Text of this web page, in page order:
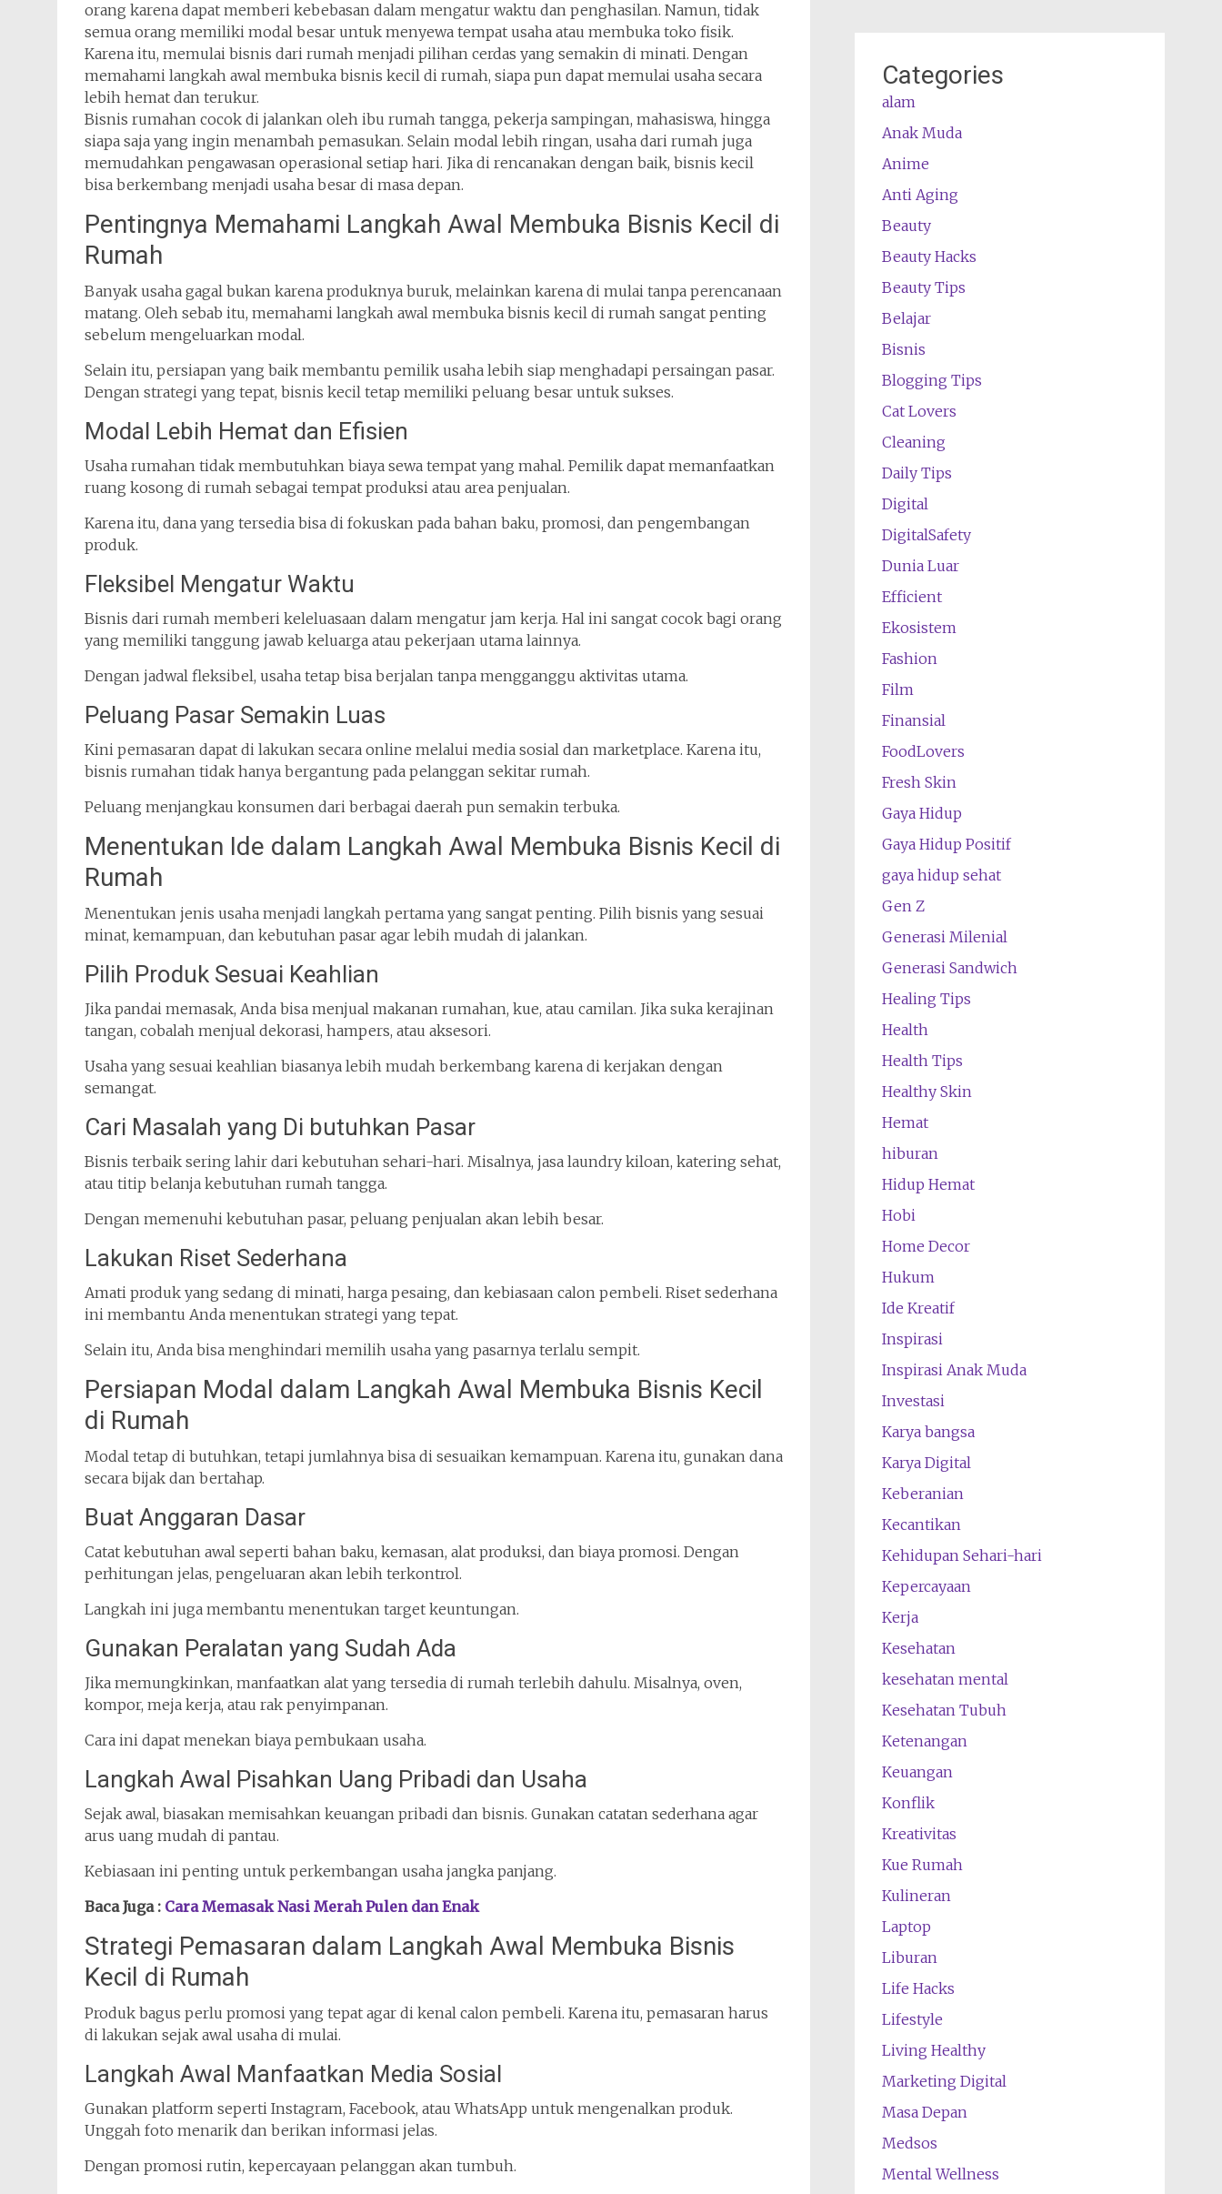
orang karena dapat memberi kebebasan dalam mengatur waktu dan penghasilan. Namun, tidak
semua orang memiliki modal besar untuk menyewa tempat usaha atau membuka toko fisik.
Karena itu, memulai bisnis dari rumah menjadi pilihan cerdas yang semakin di minati. Dengan
memahami langkah awal membuka bisnis kecil di rumah, siapa pun dapat memulai usaha secara
lebih hemat dan terukur.
Bisnis rumahan cocok di jalankan oleh ibu rumah tangga, pekerja sampingan, mahasiswa, hingga
siapa saja yang ingin menambah pemasukan. Selain modal lebih ringan, usaha dari rumah juga
memudahkan pengawasan operasional setiap hari. Jika di rencanakan dengan baik, bisnis kecil
bisa berkembang menjadi usaha besar di masa depan.
Pentingnya Memahami Langkah Awal Membuka Bisnis Kecil di
Rumah
Banyak usaha gagal bukan karena produknya buruk, melainkan karena di mulai tanpa perencanaan
matang. Oleh sebab itu, memahami langkah awal membuka bisnis kecil di rumah sangat penting
sebelum mengeluarkan modal.
Selain itu, persiapan yang baik membantu pemilik usaha lebih siap menghadapi persaingan pasar.
Dengan strategi yang tepat, bisnis kecil tetap memiliki peluang besar untuk sukses.
Modal Lebih Hemat dan Efisien
Usaha rumahan tidak membutuhkan biaya sewa tempat yang mahal. Pemilik dapat memanfaatkan
ruang kosong di rumah sebagai tempat produksi atau area penjualan.
Karena itu, dana yang tersedia bisa di fokuskan pada bahan baku, promosi, dan pengembangan
produk.
Fleksibel Mengatur Waktu
Bisnis dari rumah memberi keleluasaan dalam mengatur jam kerja. Hal ini sangat cocok bagi orang
yang memiliki tanggung jawab keluarga atau pekerjaan utama lainnya.
Dengan jadwal fleksibel, usaha tetap bisa berjalan tanpa mengganggu aktivitas utama.
Peluang Pasar Semakin Luas
Kini pemasaran dapat di lakukan secara online melalui media sosial dan marketplace. Karena itu,
bisnis rumahan tidak hanya bergantung pada pelanggan sekitar rumah.
Peluang menjangkau konsumen dari berbagai daerah pun semakin terbuka.
Menentukan Ide dalam Langkah Awal Membuka Bisnis Kecil di
Rumah
Menentukan jenis usaha menjadi langkah pertama yang sangat penting. Pilih bisnis yang sesuai
minat, kemampuan, dan kebutuhan pasar agar lebih mudah di jalankan.
Pilih Produk Sesuai Keahlian
Jika pandai memasak, Anda bisa menjual makanan rumahan, kue, atau camilan. Jika suka kerajinan
tangan, cobalah menjual dekorasi, hampers, atau aksesori.
Usaha yang sesuai keahlian biasanya lebih mudah berkembang karena di kerjakan dengan
semangat.
Cari Masalah yang Di butuhkan Pasar
Bisnis terbaik sering lahir dari kebutuhan sehari-hari. Misalnya, jasa laundry kiloan, katering sehat,
atau titip belanja kebutuhan rumah tangga.
Dengan memenuhi kebutuhan pasar, peluang penjualan akan lebih besar.
Lakukan Riset Sederhana
Amati produk yang sedang di minati, harga pesaing, dan kebiasaan calon pembeli. Riset sederhana
ini membantu Anda menentukan strategi yang tepat.
Selain itu, Anda bisa menghindari memilih usaha yang pasarnya terlalu sempit.
Persiapan Modal dalam Langkah Awal Membuka Bisnis Kecil
di Rumah
Modal tetap di butuhkan, tetapi jumlahnya bisa di sesuaikan kemampuan. Karena itu, gunakan dana
secara bijak dan bertahap.
Buat Anggaran Dasar
Catat kebutuhan awal seperti bahan baku, kemasan, alat produksi, dan biaya promosi. Dengan
perhitungan jelas, pengeluaran akan lebih terkontrol.
Langkah ini juga membantu menentukan target keuntungan.
Gunakan Peralatan yang Sudah Ada
Jika memungkinkan, manfaatkan alat yang tersedia di rumah terlebih dahulu. Misalnya, oven,
kompor, meja kerja, atau rak penyimpanan.
Cara ini dapat menekan biaya pembukaan usaha.
Langkah Awal Pisahkan Uang Pribadi dan Usaha
Sejak awal, biasakan memisahkan keuangan pribadi dan bisnis. Gunakan catatan sederhana agar
arus uang mudah di pantau.
Kebiasaan ini penting untuk perkembangan usaha jangka panjang.
Baca Juga : Cara Memasak Nasi Merah Pulen dan Enak
Strategi Pemasaran dalam Langkah Awal Membuka Bisnis
Kecil di Rumah
Produk bagus perlu promosi yang tepat agar di kenal calon pembeli. Karena itu, pemasaran harus
di lakukan sejak awal usaha di mulai.
Langkah Awal Manfaatkan Media Sosial
Gunakan platform seperti Instagram, Facebook, atau WhatsApp untuk mengenalkan produk.
Unggah foto menarik dan berikan informasi jelas.
Dengan promosi rutin, kepercayaan pelanggan akan tumbuh.
Categories
alam
Anak Muda
Anime
Anti Aging
Beauty
Beauty Hacks
Beauty Tips
Belajar
Bisnis
Blogging Tips
Cat Lovers
Cleaning
Daily Tips
Digital
DigitalSafety
Dunia Luar
Efficient
Ekosistem
Fashion
Film
Finansial
FoodLovers
Fresh Skin
Gaya Hidup
Gaya Hidup Positif
gaya hidup sehat
Gen Z
Generasi Milenial
Generasi Sandwich
Healing Tips
Health
Health Tips
Healthy Skin
Hemat
hiburan
Hidup Hemat
Hobi
Home Decor
Hukum
Ide Kreatif
Inspirasi
Inspirasi Anak Muda
Investasi
Karya bangsa
Karya Digital
Keberanian
Kecantikan
Kehidupan Sehari-hari
Kepercayaan
Kerja
Kesehatan
kesehatan mental
Kesehatan Tubuh
Ketenangan
Keuangan
Konflik
Kreativitas
Kue Rumah
Kulineran
Laptop
Liburan
Life Hacks
Lifestyle
Living Healthy
Marketing Digital
Masa Depan
Medsos
Mental Wellness